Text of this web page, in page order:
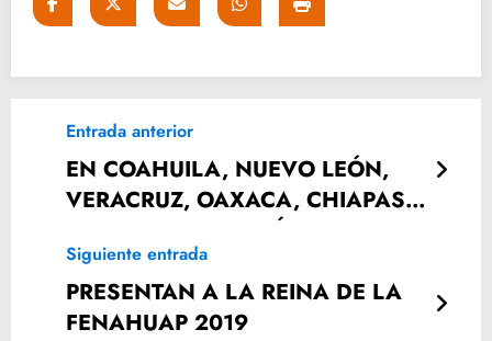
Entrada anterior
EN COAHUILA, NUEVO LEÓN,
VERACRUZ, OAXACA, CHIAPAS Y
TABASCO, SE PREVÉN
TORMENTAS FUERTES
Siguiente entrada
PRESENTAN A LA REINA DE LA
FENAHUAP 2019